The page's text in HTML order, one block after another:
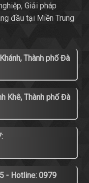
Giải pháp
đầu tại Miền Trung
Thành phố Đà
Khê, Thành phố Đà
- Hotline: 0979